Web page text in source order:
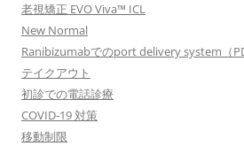
老視矯正 EVO Viva™ ICL
New Normal
Ranibizumabでのport delivery system（
テイクアウト
初診での電話診療
COVID-19 対策
移動制限